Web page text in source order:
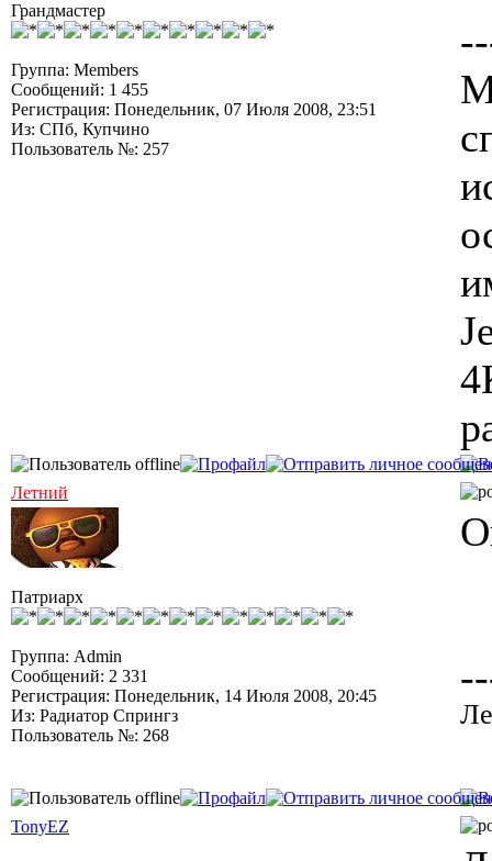
Грандмастер
Группа: Members
Сообщений: 1 455
Регистрация: Понедельник, 07 Июля 2008, 23:51
Из: СПб, Купчино
Пользователь №: 257
Летний
Патриарх
Группа: Admin
Сообщений: 2 331
Регистрация: Понедельник, 14 Июля 2008, 20:45
Из: Радиатор Спрингз
Пользователь №: 268
TonyEZ